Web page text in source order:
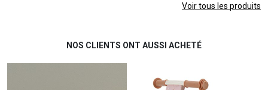
Voir tous les produits
NOS CLIENTS ONT AUSSI ACHETÉ